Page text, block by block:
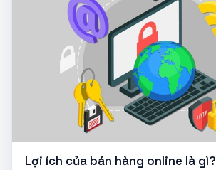
Lợi ích của bán hàng online là gì?